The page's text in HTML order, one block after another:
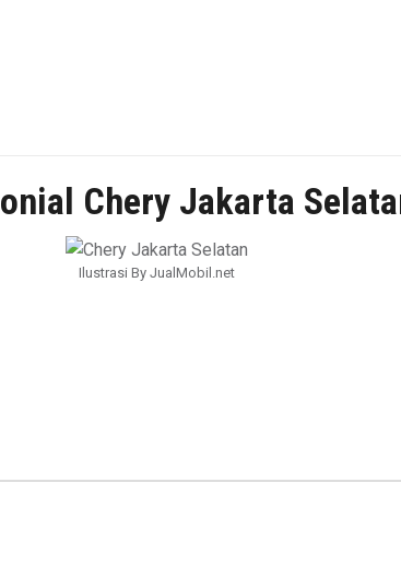
Chery Jakarta
Ilustrasi By JualMobil.net